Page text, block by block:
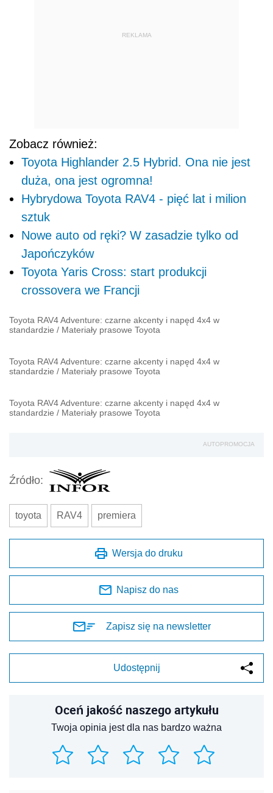
REKLAMA
Zobacz również:
Toyota Highlander 2.5 Hybrid. Ona nie jest
duża, ona jest ogromna!
Hybrydowa Toyota RAV4 - pięć lat i milion
sztuk
Nowe auto od ręki? W zasadzie tylko od
Japończyków
Toyota Yaris Cross: start produkcji
crossovera we Francji
Toyota RAV4 Adventure: czarne akcenty i napęd 4x4 w
standardzie / Materiały prasowe Toyota
Toyota RAV4 Adventure: czarne akcenty i napęd 4x4 w
standardzie / Materiały prasowe Toyota
Toyota RAV4 Adventure: czarne akcenty i napęd 4x4 w
standardzie / Materiały prasowe Toyota
AUTOPROMOCJA
Źródło:
toyota RAV4 premiera
Wersja do druku
Napisz do nas
Zapisz się na newsletter
Udostępnij
Oceń jakość naszego artykułu
Twoja opinia jest dla nas bardzo ważna